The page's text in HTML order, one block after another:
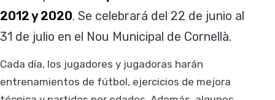
2012 y 2020. Se celebrará del 22 de junio al
31 de julio en el Nou Municipal de Cornellà.
Cada día, los jugadores y jugadoras harán
entrenamientos de fútbol, ejercicios de mejora